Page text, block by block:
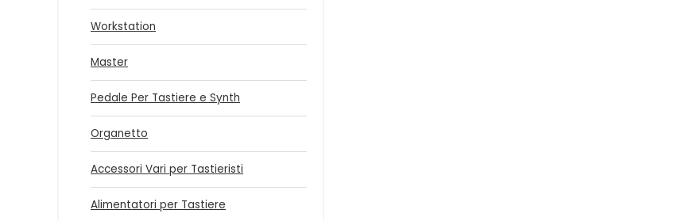
Workstation
Master
Pedale Per Tastiere e Synth
Organetto
Accessori Vari per Tastieristi
Alimentatori per Tastiere